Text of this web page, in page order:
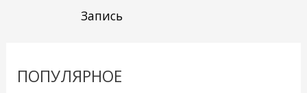
Запись
ПОПУЛЯРНОЕ